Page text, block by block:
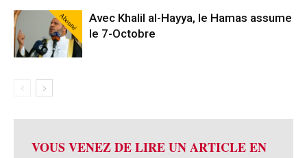
Abonné
Avec Khalil al-Hayya, le Hamas assume
le 7-Octobre
VOUS VENEZ DE LIRE UN ARTICLE EN